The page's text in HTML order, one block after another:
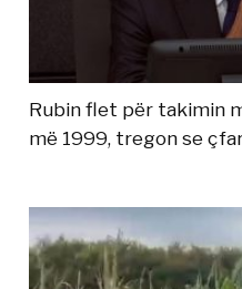
Rubin flet për takimin
më 1999, tregon se